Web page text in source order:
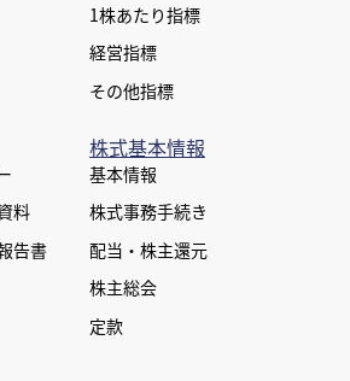
お問い合わせ
サイトマップ公式SNS
1株あたり指標
経営指標
その他指標
料
告書
株式基本情報
基本情報
株式事務手続き
配当・株主還元
株主総会
定款